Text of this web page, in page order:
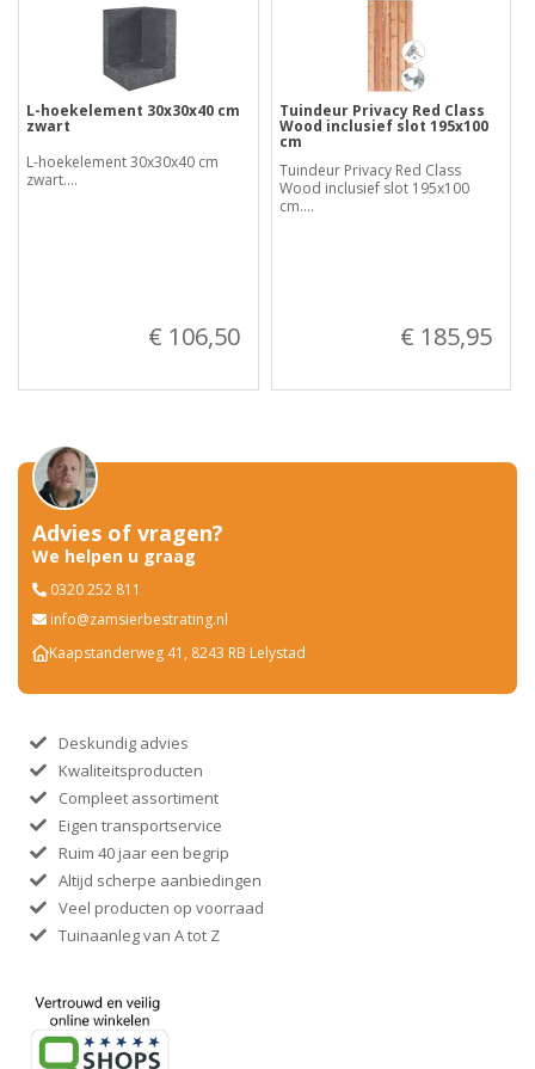
L-hoekelement 30x30x40 cm
zwart
L-hoekelement 30x30x40 cm
zwart....
€ 106,50
Tuindeur Privacy Red Class
Wood inclusief slot 195x100
cm
Tuindeur Privacy Red Class
Wood inclusief slot 195x100
cm....
€ 185,95
Advies of vragen?
We helpen u graag
0320 252 811
info@zamsierbestrating.nl
Kaapstanderweg 41, 8243 RB Lelystad
Deskundig advies
Kwaliteitsproducten
Compleet assortiment
Eigen transportservice
Ruim 40 jaar een begrip
Altijd scherpe aanbiedingen
Veel producten op voorraad
Tuinaanleg van A tot Z